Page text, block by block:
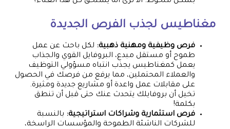
مغناطيس لجذب الفرص الجديدة
فرص وظيفية ومهنية ذهبية: لكل باحث عن عمل
طموح أو مستقل مبدع، البروفايل القوي والجذاب
يعمل كمغناطيس يجذب انتباه مسؤولي التوظيف
والعملاء المحتملين، مما يرفع من فرصك في الحصول
على مقابلات عمل واعدة أو مشاريع جديدة ومثيرة.
تخيل أن بروفايلك يتحدث عنك حتى قبل أن تنطق
بكلمة!
فرص استثمارية وشراكات استراتيجية: بالنسبة
للشركات الناشئة الطموحة والمؤسسات الراسخة،